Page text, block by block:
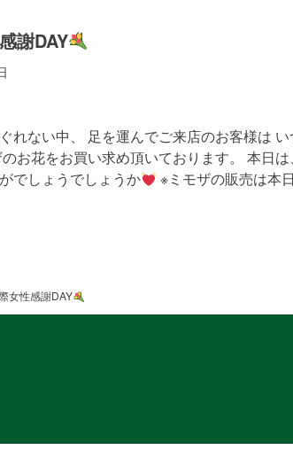
謝DAY
れない中、 足を運んでご来店のお客様は
お花をお買い求め頂いております。 本日
でしょうでしょうか
※ミモザの販売は本
女性感謝DAY